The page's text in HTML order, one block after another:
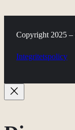
Copyright 2025 –
Integritetspolicy